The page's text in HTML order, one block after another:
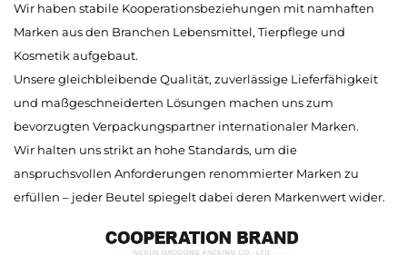
Wir haben stabile Kooperationsbeziehungen mit namhaften
Marken aus den Branchen Lebensmittel, Tierpflege und
Kosmetik aufgebaut.
Unsere gleichbleibende Qualität, zuverlässige Lieferfähigkeit
und maßgeschneiderten Lösungen machen uns zum
bevorzugten Verpackungspartner internationaler Marken.
Wir halten uns strikt an hohe Standards, um die
anspruchsvollen Anforderungen renommierter Marken zu
erfüllen – jeder Beutel spiegelt dabei deren Markenwert wider.